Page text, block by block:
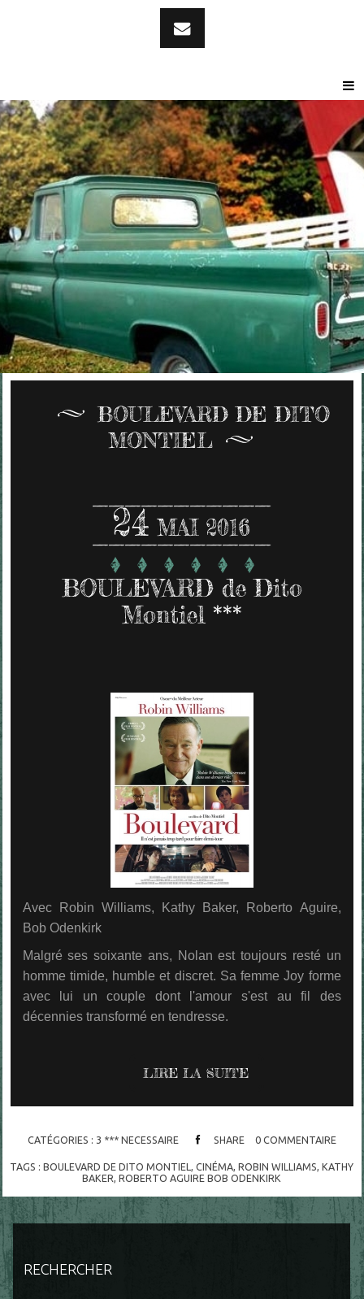
BOULEVARD DE DITO
MONTIEL
24 MAI 2016
BOULEVARD de Dito
Montiel ***
Avec Robin Williams, Kathy Baker, Roberto Aguire,
Bob Odenkirk
Malgré ses soixante ans, Nolan est toujours resté un
homme timide, humble et discret. Sa femme Joy forme
avec lui un couple dont l'amour s'est au fil des
décennies transformé en tendresse.
LIRE LA SUITE
CATÉGORIES : 3 *** NECESSAIRE SHARE 0 COMMENTAIRE
TAGS :BOULEVARD DE DITO MONTIEL,CINÉMA,ROBIN WILLIAMS,KATHY
BAKER,ROBERTO AGUIRE BOB ODENKIRK
RECHERCHER